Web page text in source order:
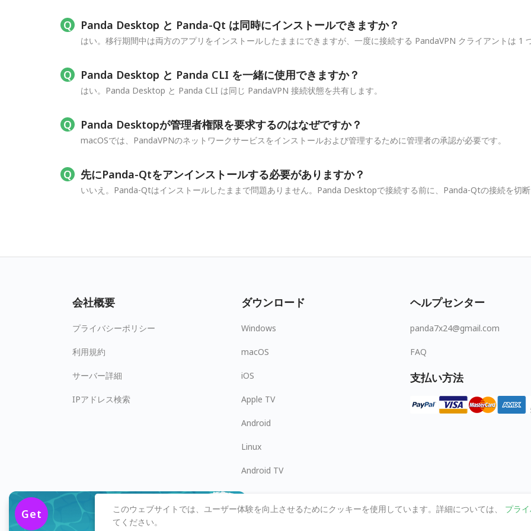
Panda Desktop と Panda-Qt は同時にインストールできますか？
はい。移行期間中は両方のアプリをインストールしたままにできますが、一度に接続する PandaVPN クライアントは 1
Panda Desktop と Panda CLI を一緒に使用できますか？
はい。Panda Desktop と Panda CLI は同じ PandaVPN 接続状態を共有します。
Panda Desktopが管理者権限を要求するのはなぜですか？
macOSでは、PandaVPNのネットワークサービスをインストールおよび管理するために管理者の承認が必要です。
先にPanda-Qtをアンインストールする必要がありますか？
いいえ。Panda-Qtはインストールしたままで問題ありません。Panda Desktopで接続する前に、Panda-Qtの接続を切断
$2.49/月
83% OFF
Get
会社概要
プライバシーポリシー
利用規約
サーバー詳細
IPアドレス検索
ダウンロード
Windows
macOS
iOS
Apple TV
Android
Linux
Android TV
ヘルプセンター
panda7x24@gmail.com
FAQ
支払い方法
このウェブサイトでは、ユーザー体験を向上させるためにクッキーを使用しています。詳細については、 プラ
てください。